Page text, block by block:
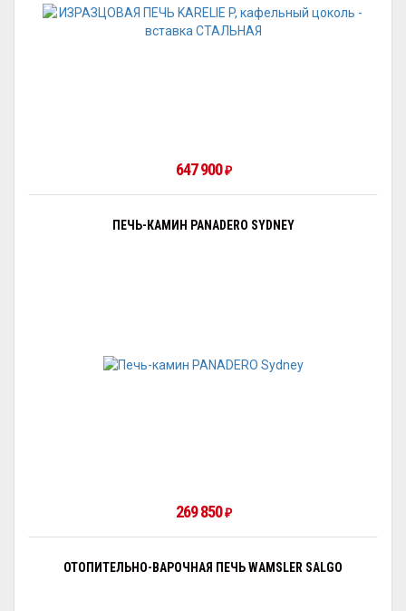
647 900 ₽
ПЕЧЬ-КАМИН PANADERO SYDNEY
269 850 ₽
ОТОПИТЕЛЬНО-ВАРОЧНАЯ ПЕЧЬ WAMSLER SALGO